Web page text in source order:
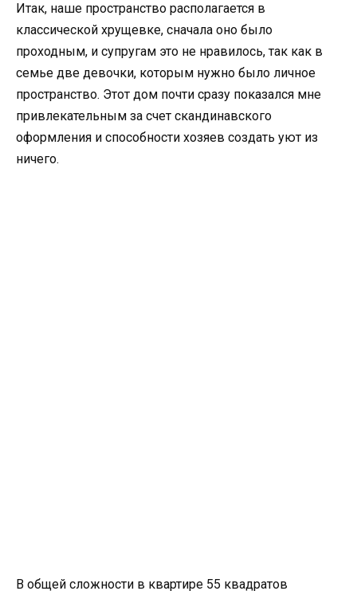
Итак, наше пространство располагается в
классической хрущевке, сначала оно было
проходным, и супругам это не нравилось, так как в
семье две девочки, которым нужно было личное
пространство. Этот дом почти сразу показался мне
привлекательным за счет скандинавского
оформления и способности хозяев создать уют из
ничего.
В общей сложности в квартире 55 квадратов